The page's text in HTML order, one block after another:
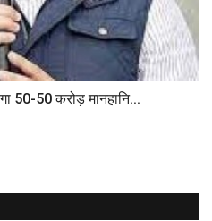
50-50 करोड़ मानहानि...